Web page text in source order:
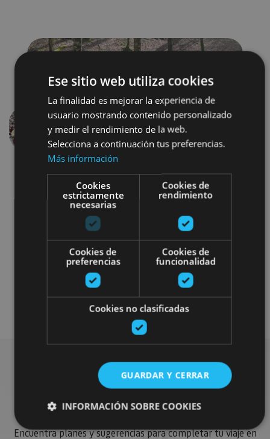
Anterior
Gastronomía
Senderismo y montaña
Visitas guiadas
Busca más planes
Encuentra planes y sugerencias para completar tu viaje en
Ese sitio web utiliza cookies
La finalidad es mejorar la experiencia de
usuario mostrando contenido personalizado
y medir el rendimiento de la web.
Selecciona a continuación tus preferencias.
Más información
Cookies
estrictamente
necesarias
Cookies de
rendimiento
Cookies de
preferencias
Cookies de
funcionalidad
Cookies no clasificadas
GUARDAR Y CERRAR
INFORMACIÓN SOBRE COOKIES